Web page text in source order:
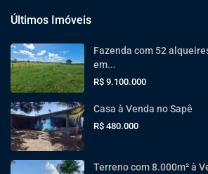
Últimos Imóveis
Fazenda com 52
em...
R$ 9.100.000
Casa à Venda no Sapê
R$ 480.000
Terreno com 8.000m² à